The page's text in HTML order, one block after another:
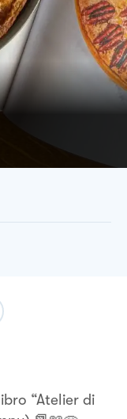
“Atelier di